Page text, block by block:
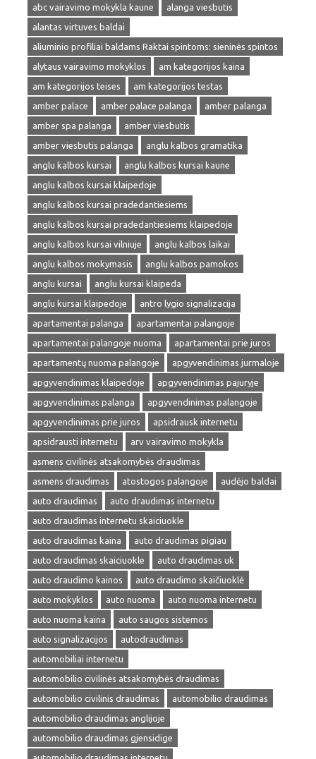
abc vairavimo mokykla kaune
alanga viesbutis
alantas virtuves baldai
aliuminio profiliai baldams Raktai spintoms: sieninės spintos
alytaus vairavimo mokyklos
am kategorijos kaina
am kategorijos teises
am kategorijos testas
amber palace
amber palace palanga
amber palanga
amber spa palanga
amber viesbutis
amber viesbutis palanga
anglu kalbos gramatika
anglu kalbos kursai
anglu kalbos kursai kaune
anglu kalbos kursai klaipedoje
anglu kalbos kursai pradedantiesiems
anglu kalbos kursai pradedantiesiems klaipedoje
anglu kalbos kursai vilniuje
anglu kalbos laikai
anglu kalbos mokymasis
anglu kalbos pamokos
anglu kursai
anglu kursai klaipeda
anglu kursai klaipedoje
antro lygio signalizacija
apartamentai palanga
apartamentai palangoje
apartamentai palangoje nuoma
apartamentai prie juros
apartamentų nuoma palangoje
apgyvendinimas jurmaloje
apgyvendinimas klaipedoje
apgyvendinimas pajuryje
apgyvendinimas palanga
apgyvendinimas palangoje
apgyvendinimas prie juros
apsidrausk internetu
apsidrausti internetu
arv vairavimo mokykla
asmens civilinės atsakomybės draudimas
asmens draudimas
atostogos palangoje
audėjo baldai
auto draudimas
auto draudimas internetu
auto draudimas internetu skaiciuokle
auto draudimas kaina
auto draudimas pigiau
auto draudimas skaiciuokle
auto draudimas uk
auto draudimo kainos
auto draudimo skaičiuoklė
auto mokyklos
auto nuoma
auto nuoma internetu
auto nuoma kaina
auto saugos sistemos
auto signalizacijos
autodraudimas
automobiliai internetu
automobilio civilinės atsakomybės draudimas
automobilio civilinis draudimas
automobilio draudimas
automobilio draudimas anglijoje
automobilio draudimas gjensidige